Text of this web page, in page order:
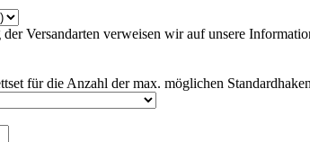
Versandarten verweisen wir auf unsere
für die Anzahl der max. möglichen